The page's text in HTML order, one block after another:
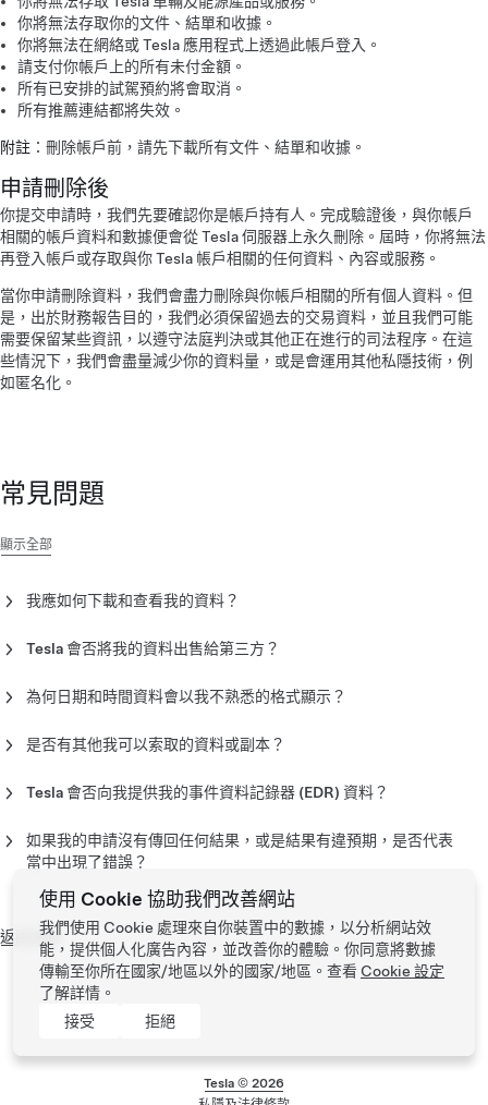
你將無法存取你的文件、結單和收據。
你將無法在網絡或 Tesla 應用程式上透過此帳戶登入。
請支付你帳戶上的所有未付金額。
所有已安排的試駕預約將會取消。
所有推薦連結都將失效。
附註 ：刪除帳戶前，請先下載所有文件、結單和收據。
申請刪除後
你提交申請時，我們先要確認你是帳戶持有人。完成驗證後，與你帳戶
相關的帳戶資料和數據便會從 Tesla 伺服器上永久刪除。屆時，你將無法
再登入帳戶或存取與你 Tesla 帳戶相關的任何資料、內容或服務。
當你申請刪除資料，我們會盡力刪除與你帳戶相關的所有個人資料。但
是，出於財務報告目的，我們必須保留過去的交易資料，並且我們可能
需要保留某些資訊，以遵守法庭判決或其他正在進行的司法程序。在這
些情況下，我們會盡量減少你的資料量，或是會運用其他私隱技術，例
如匿名化。
常見問題
顯示全部
我應如何下載和查看我的資料？
應用程式查閱這些檔案，包括 Excel、Mac上的 TextEdit 和
格式或將某些大數四捨五入，並以不同的方式顯示。
Tesla 會否將我的資料出售給第三方？
途。有關我們的數據共享做法詳情，請參閱 Tesla 的
為何日期和時間資料會以我不熟悉的格式顯示？
會有機會在不同地點使用 Tesla 的產品和服務。為了提供一致的
和時間，此做法為行業標準。
是否有其他我可以索取的資料或副本？
人資料。因此，Tesla 保留的某些資訊目前可能不屬於標準資料
及能源相關資料。請注意，客戶支援通話錄音不包含在內。這些
通話僅在來電者選擇允許時進行，然後儲存很短時間便會刪除。
Tesla 會否向我提供我的事件資料記錄器 (EDR) 資料？
器，此資料會包括在你的標準資料私隱申請之中。若該資料會包
括在你的資料申請中，你可以瀏覽
轉換的檔案，即可使用符合行業標準的 EDR 檔案產生 PDF 格式
之 EDR 報告。
如果使用數據存取功能無法獲取 EDR 檔案，而車輛曾發生嚴重碰
撞，你也可以選擇直接提取該檔案。請瀏覽
edr.tesla.com或
edr-eu.tesla.com
線，以手動從車輛提取 EDR 數據。
如果我的申請沒有傳回任何結果，或是結果有違預期，是否代表
當中出現了錯誤？
刻起，Tesla 便預設不會將你駕駛時所生成的車輛數據與你的身
份或帳戶連結。因此，除了你之外，沒有人會知道你的活動狀
況，Tesla 亦非例外。如要讓車輛數據與你的帳戶或 VIN 車輛識
別號碼連結，就必須觸發特定條件，例如發生安全事件（碰撞或
氣袋展開）、預約服務或維修、提出硬件或軟件問題，或經由你
本人同意，在這種情況下，車輛數據會因應你申請索取資料而產
求把我們收集、使用或儲存的資料減至最少。
返回頂部
Tesla © 2026
使用 Cookie 協助我們改善網站
我們使用 Cookie 處理來自你裝置中的數據，以分析網站效
能，提供個人化廣告內容，並改善你的體驗。你同意將數據
傳輸至你所在國家/地區以外的國家/地區。查看 Cookie 設定
了解詳情。
接受
拒絕